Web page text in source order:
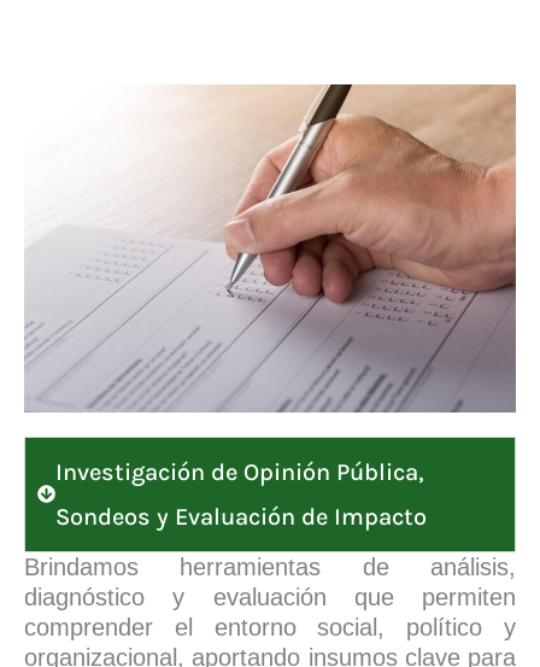
Investigación de Opinión Pública,
Sondeos y Evaluación de Impacto
Brindamos herramientas de análisis,
diagnóstico y evaluación que permiten
comprender el entorno social, político y
organizacional, aportando insumos clave para